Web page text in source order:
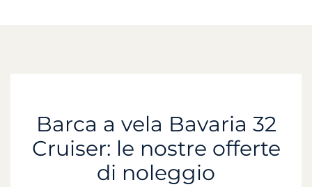
Barca a vela Bavaria 32
Cruiser: le nostre offerte
di noleggio